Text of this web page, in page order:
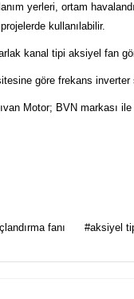
yerleri, ortam
kullanılabilir.
kanal tipi aksiyel fan
göre frekans inverter
Motor; BVN markası
fanı #aksiyel